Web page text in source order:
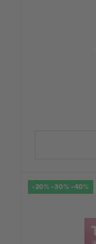
-20% -30% -40%